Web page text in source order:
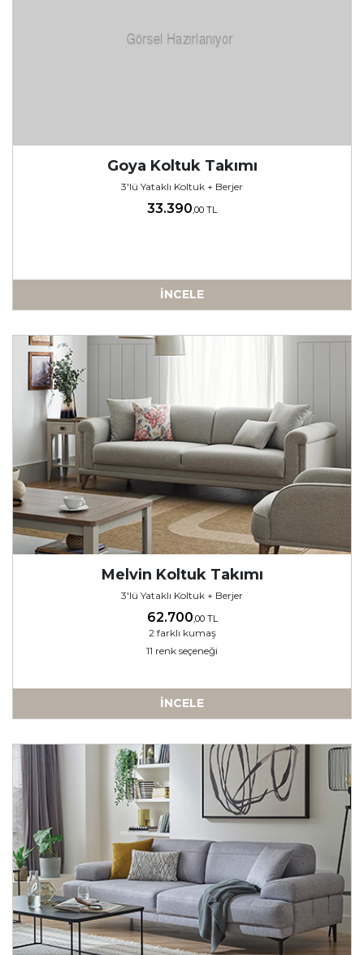
Goya Koltuk Takımı
3'lü Yataklı Koltuk + Berjer
33.390,00 TL
İNCELE
-
Melvin Koltuk Takımı
3'lü Yataklı Koltuk + Berjer
62.700,00 TL
2 farklı kumaş
11 renk seçeneği
İNCELE
-